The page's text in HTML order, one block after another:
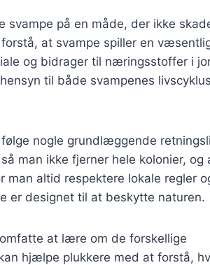
på en måde, der ikke
at svampe spiller en
og bidrager til næringsstoffer i
til både svampenes
nogle grundlæggende
man ikke fjerner hele kolonier, og
man altid respektere lokale regler
er designet til at beskytte naturen.
at lære om de forskellige
hjælpe plukkere med at forstå,